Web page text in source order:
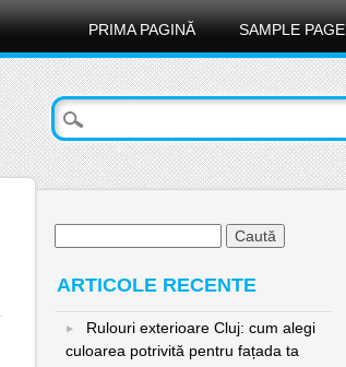
PRIMA PAGINĂ SAMPLE PAGE
ARTICOLE RECENTE
Rulouri exterioare Cluj: cum alegi
culoarea potrivită pentru fațada ta